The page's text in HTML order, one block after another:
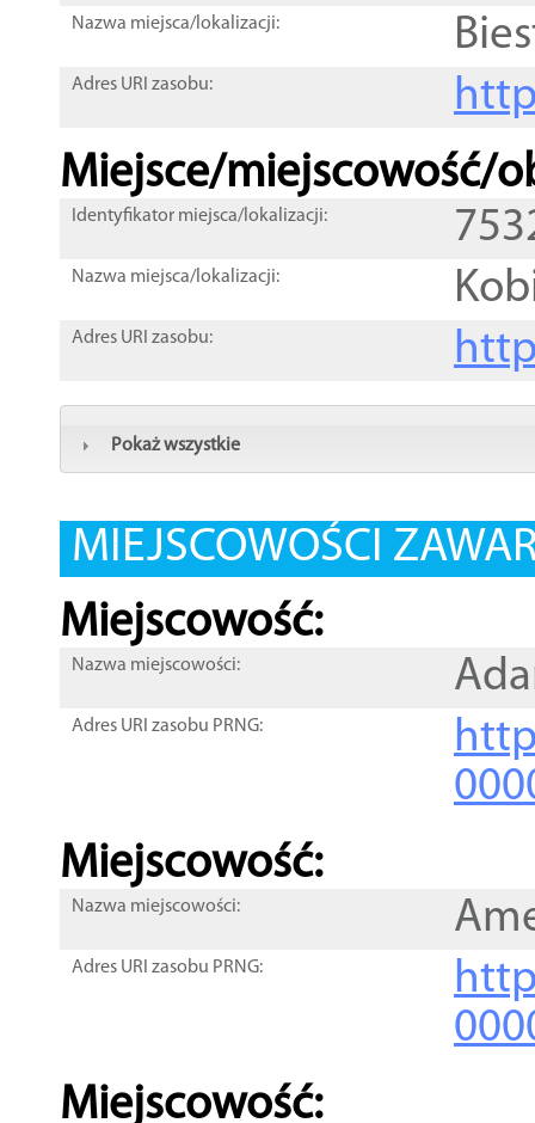
Nazwa miejsca/lokalizacji:
Adres URI zasobu:
Miejsce/miejscowość/
Identyfikator miejsca/lokalizacji:
Nazwa miejsca/lokalizacji:
Adres URI zasobu:
Pokaż wszystkie
MIEJSCOWOŚCI
Miejscowość:
Nazwa miejscowości:
Adres URI zasobu PRNG:
Miejscowość:
Nazwa miejscowości:
Adres URI zasobu PRNG:
Miejscowość: